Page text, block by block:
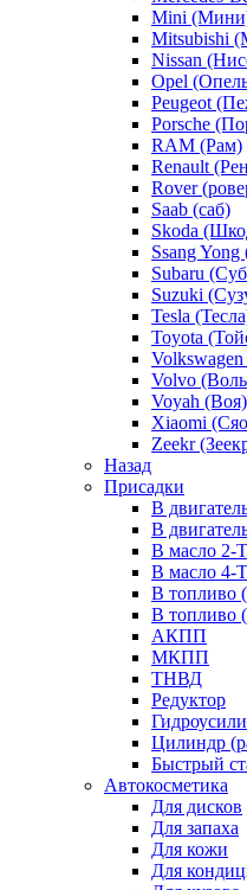
Mini
Mitsubishi
Nissan
Opel
Peugeot
Porsche
RAM (Рам)
Renault
Rover
Saab (саб)
Skoda
Ssang
Subaru
Suzuki
Tesla
Toyota
Volvo
Voyah (Воя)
Xiaomi
Zeekr
Назад
Присадки
В
В
В масло 2-Т
В масло 4-Т
В топливо
В топливо
АКПП
МКПП
ТНВД
Редуктор
Цилиндр
Быстрый
Автокосметика
Для дисков
Для запаха
Для кожи
Для